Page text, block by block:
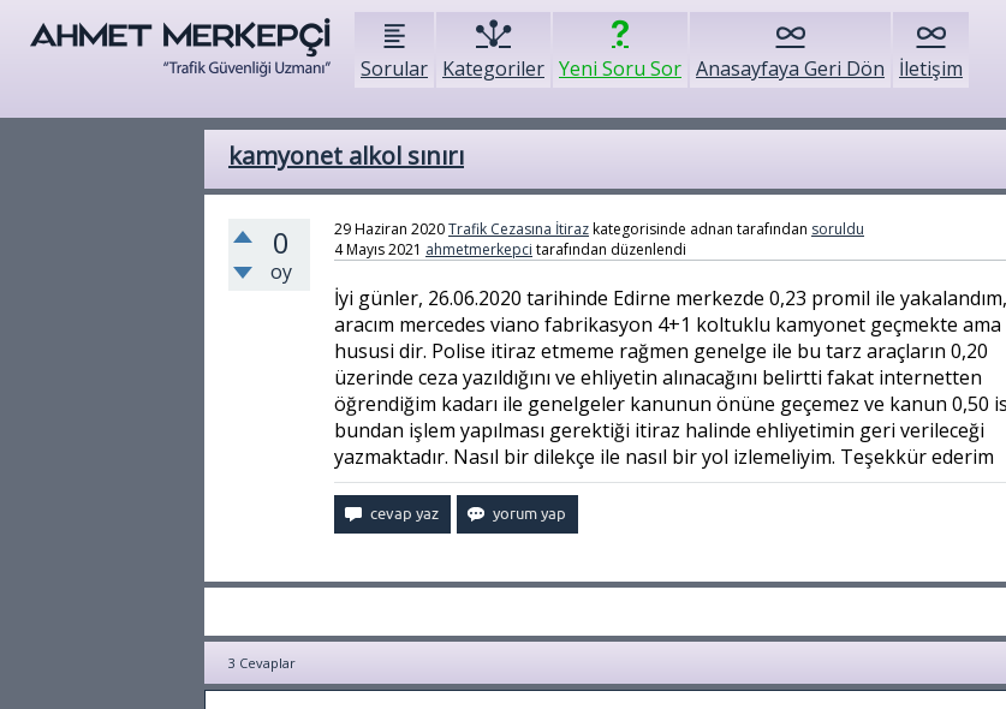
Sorular Kategoriler Yeni Soru Sor Anasayfaya Geri Dön İletişim
kamyonet alkol sınırı
0
oy
29 Haziran 2020Trafik Cezasına İtirazkategorisinde adnan tarafından soruldu
4 Mayıs 2021 ahmetmerkepci tarafından düzenlendi
İyi günler, 26.06.2020 tarihinde Edirne merkezde 0,23 promil ile yakalandım,
aracım mercedes viano fabrikasyon 4+1 koltuklu kamyonet geçmekte ama
hususi dir. Polise itiraz etmeme rağmen genelge ile bu tarz araçların 0,20
üzerinde ceza yazıldığını ve ehliyetin alınacağını belirtti fakat internetten
öğrendiğim kadarı ile genelgeler kanunun önüne geçemez ve kanun 0,50
bundan işlem yapılması gerektiği itiraz halinde ehliyetimin geri verileceği
yazmaktadır. Nasıl bir dilekçe ile nasıl bir yol izlemeliyim. Teşekkür ederim
3 Cevaplar